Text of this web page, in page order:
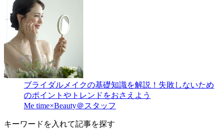
ブライダルメイクの基礎知識を解説！失敗しないため
のポイントやトレンドをおさえよう
Me time×Beauty＠スタッフ
キーワードを入れて記事を探す